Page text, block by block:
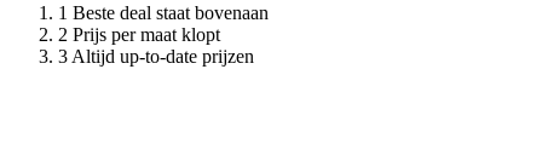
Beste deal staat bovenaan
Prijs per maat klopt
Altijd up-to-date prijzen